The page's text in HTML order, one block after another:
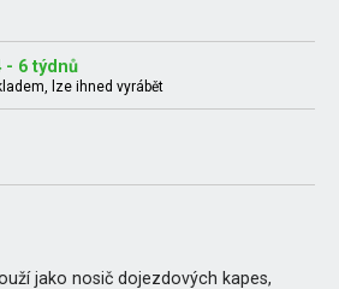
- 6 týdnů
lze ihned vyrábět
jako nosič dojezdových kapes,